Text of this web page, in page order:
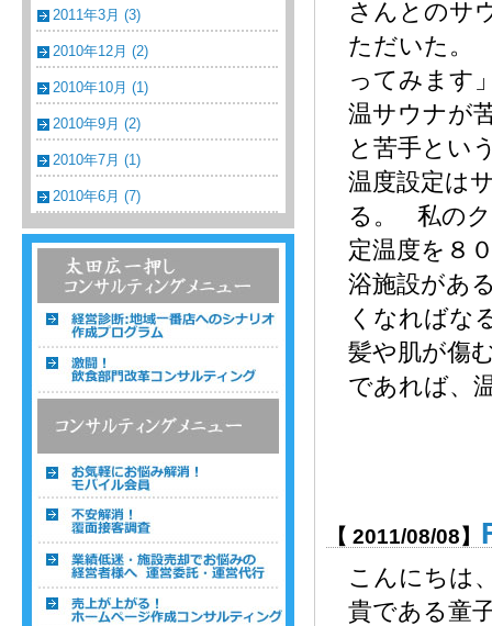
2011年3月 (3)
2010年12月 (2)
2010年10月 (1)
2010年9月 (2)
2010年7月 (1)
2010年6月 (7)
温浴・温泉・スーパー銭湯コンサルティン
グメニュー一覧
さんとのサ
ただいた。
ってみます
温サウナが
と苦手とい
温度設定は
る。 私のク
定温度を８
浴施設があ
くなればな
髪や肌が傷
であれば、
【 2011/08/08】
こんにちは
貴である童